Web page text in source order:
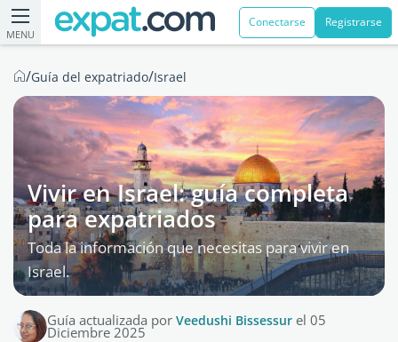
MENU
Conectarse Registrarse
/Guía del expatriado/Israel
Vivir en Israel: guía completa
para expatriados
Toda la información que necesitas para vivir en
Israel.
Guía actualizada por Veedushi Bissessur el 05
Diciembre 2025